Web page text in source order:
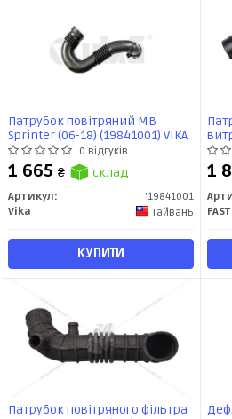
Патрубок повітряний MB
Sprinter (06-18) (19841001) VIKA
0 відгуків
1 665 ₴ склад
Артикул:
'19841001
Vika
Тайвань
КУПИТИ
Fast
1
FAST
Патрубок повітряного фільтра